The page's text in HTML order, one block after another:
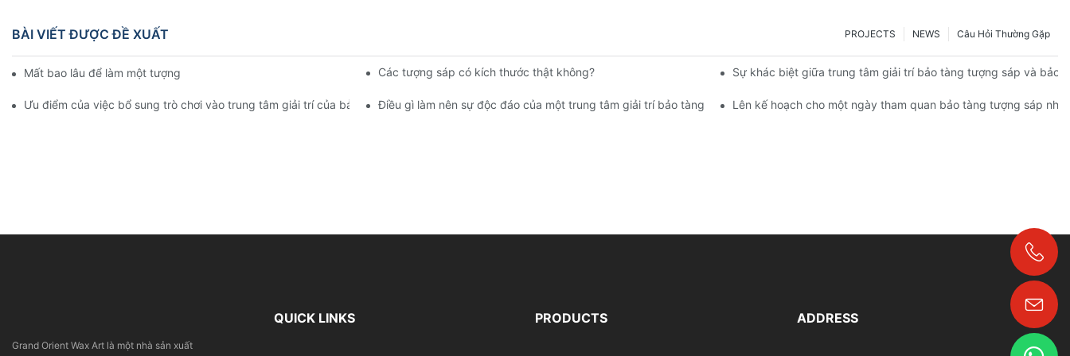
BÀI VIẾT ĐƯỢC ĐỀ XUẤT Câu Hỏi Thường Gặp
NEWS
PROJECTS
Mất bao lâu để làm một tượng sáp? Các tượng sáp có kích thước thật không? Sự khác biệt giữa trung tâm giải trí bảo tàng tượng sáp và bảo
Ưu điểm của việc bổ sung trò chơi vào trung tâm giải trí của bảo tàng tượng sáp | DXDF ArtĐiều gì làm nên sự độc đáo của một trung tâm giải trí bảo tàng tượng sáp? | DXDF ArtLên kế hoạch cho một ngày tham quan bảo tàng tượng sáp như
Grand Orient Wax Art là một nhà sản xuất
QUICK LINKS PRODUCTS ADDRESS